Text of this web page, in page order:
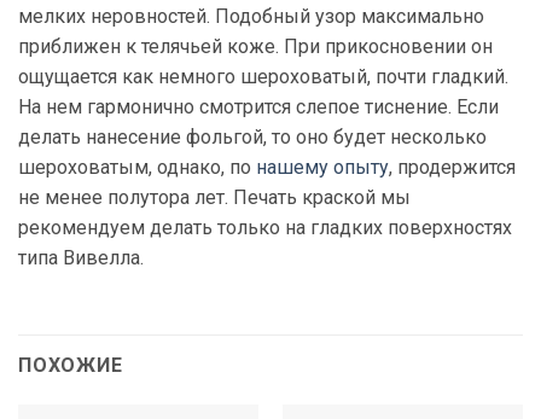
мелких неровностей. Подобный узор максимально
приближен к телячьей коже. При прикосновении он
ощущается как немного шероховатый, почти гладкий.
На нем гармонично смотрится слепое тиснение. Если
делать нанесение фольгой, то оно будет несколько
шероховатым, однако, по нашему опыту, продержится
не менее полутора лет. Печать краской мы
рекомендуем делать только на гладких поверхностях
типа Вивелла.
ПОХОЖИЕ